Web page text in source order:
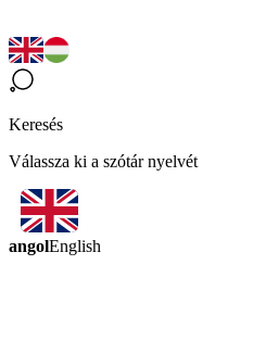
Keresés
Válassza ki a szótár nyelvét
angolEnglish